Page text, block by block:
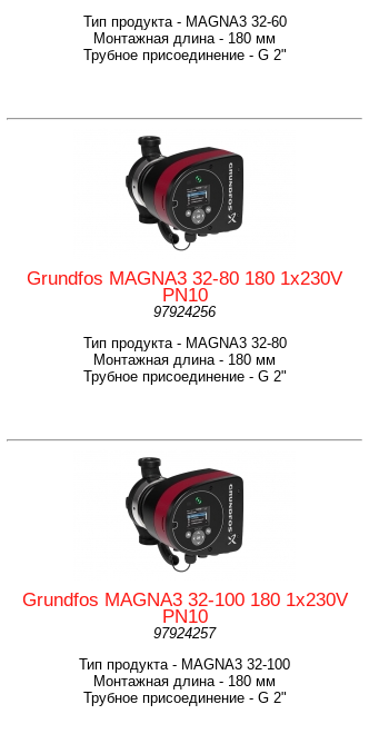
Тип продукта - MAGNA3 32-60
Монтажная длина - 180 мм
Трубное присоединение - G 2"
Grundfos MAGNA3 32-80 180 1x230V
PN10
97924256
Тип продукта - MAGNA3 32-80
Монтажная длина - 180 мм
Трубное присоединение - G 2"
Grundfos MAGNA3 32-100 180 1x230V
PN10
97924257
Тип продукта - MAGNA3 32-100
Монтажная длина - 180 мм
Трубное присоединение - G 2"